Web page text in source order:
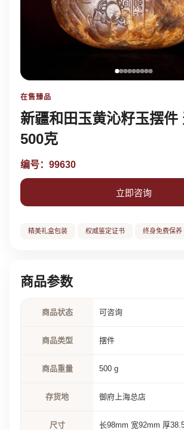
在售臻品
新疆和田玉黄沁籽玉摆件
500克
编号：99630
立即咨询
精美礼盒包装 权威鉴定证书 终身免费保养
商品参数
商品状态 可咨询
商品类型 摆件
商品重量 500 g
存货地 御府上海总店
尺寸 长98mm 宽92mm 厚